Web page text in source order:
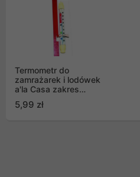
Termometr do
zamrażarek i lodówek
a'la Casa zakres
40 stopni Celsjusza
5,99 zł